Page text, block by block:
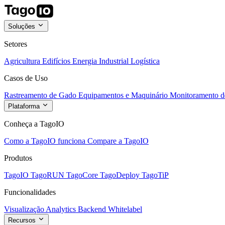
Soluções
Setores
Agricultura Edifícios Energia Industrial Logística
Casos de Uso
Rastreamento de Gado Equipamentos e Maquinário Monitoramento
Plataforma
Conheça a TagoIO
Como a TagoIO funciona Compare a TagoIO
Produtos
TagoIO TagoRUN TagoCore TagoDeploy TagoTiP
Funcionalidades
Visualização Analytics Backend Whitelabel
Recursos